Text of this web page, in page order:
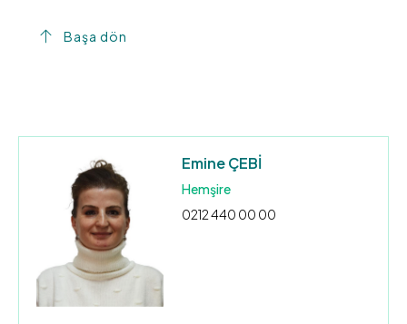
Başa dön
Emine ÇEBİ
Hemşire
0212 440 00 00